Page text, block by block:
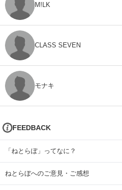
M!LK
CLASS SEVEN
モナキ
FEEDBACK
「ねとらぼ」ってなに？
ねとらぼへのご意見・ご感想